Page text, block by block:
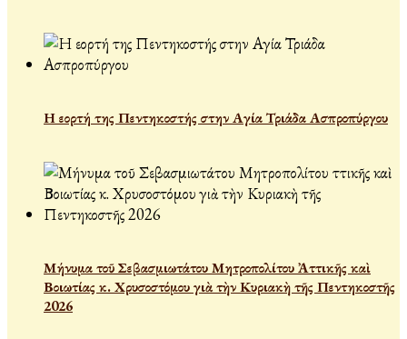
Η εορτή της Πεντηκοστής στην Αγία Τριάδα Ασπροπύργου
Μήνυμα τοῦ Σεβασμιωτάτου Μητροπολίτου Ἀττικῆς καὶ
Βοιωτίας κ. Χρυσοστόμου γιὰ τὴν Κυριακὴ τῆς Πεντηκοστῆς
2026